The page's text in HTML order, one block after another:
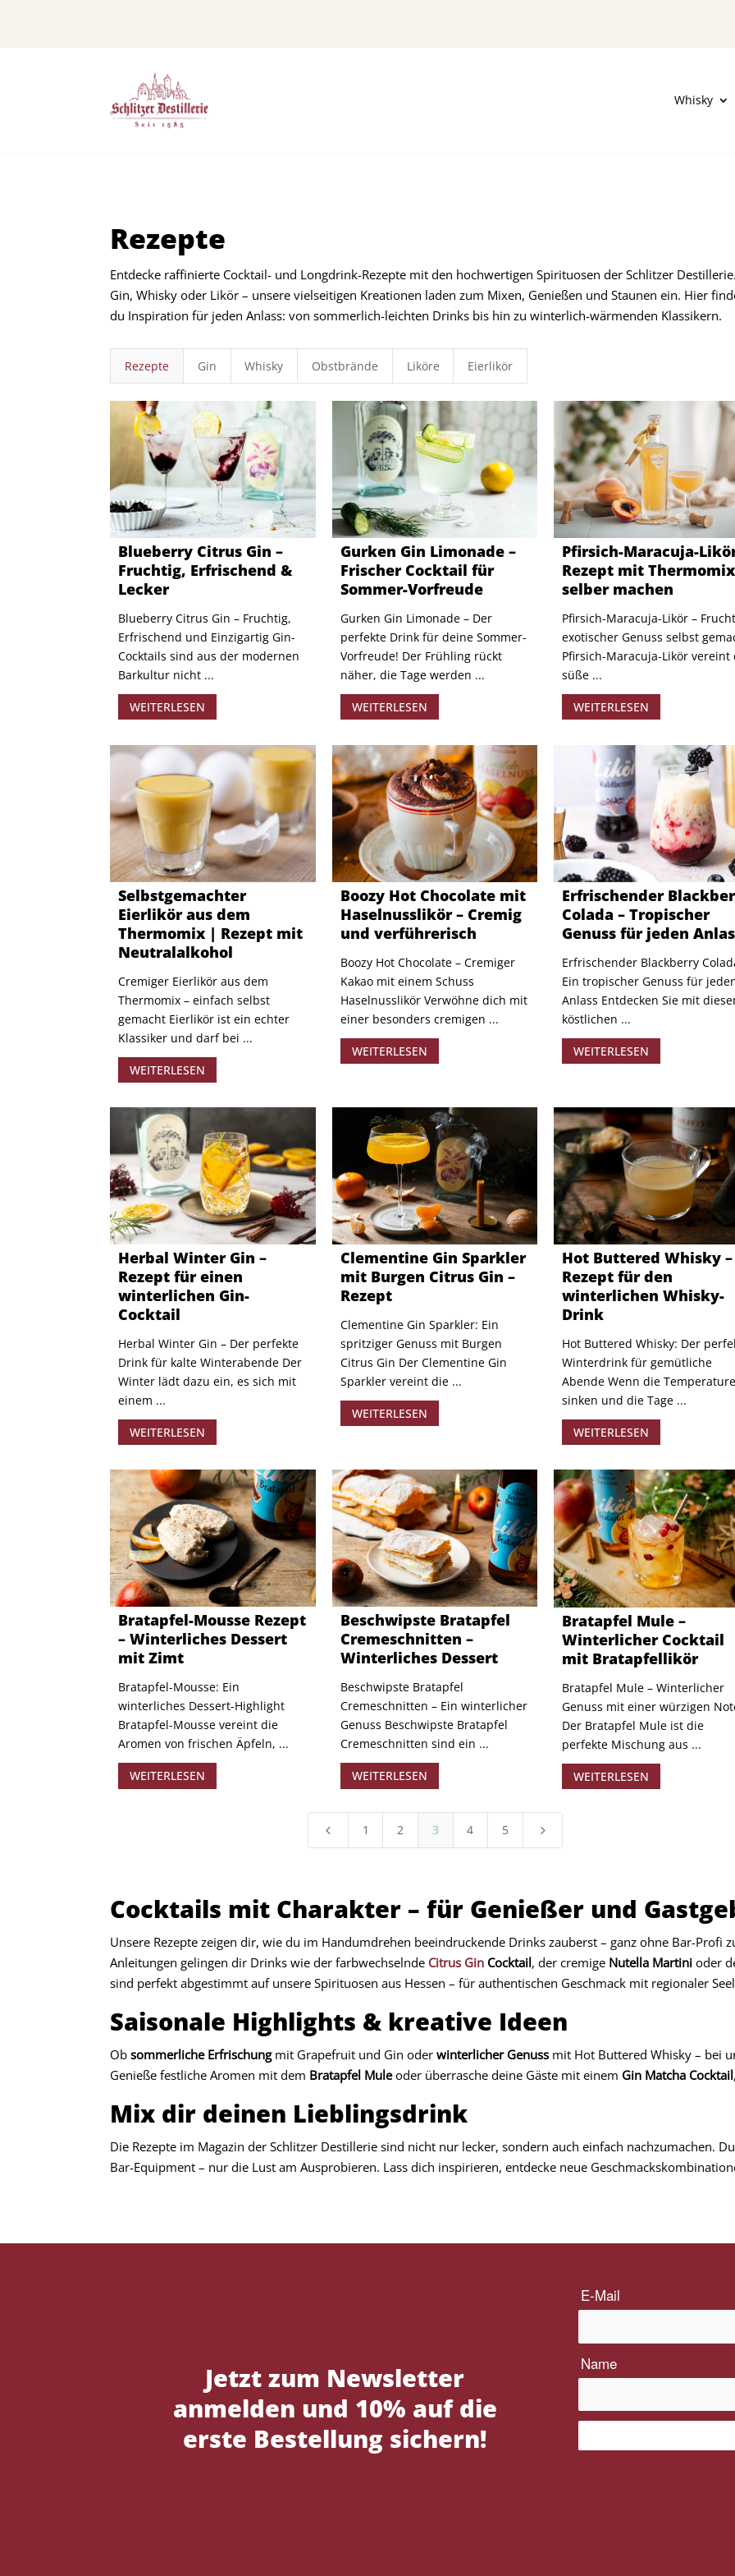
Whisky
Rezepte
Entdecke raffinierte Cocktail- und Longdrink-Rezepte mit den hochwertigen Spirituosen der Schlitzer
Gin, Whisky oder Likör – unsere vielseitigen Kreationen laden zum Mixen, Genießen und Staunen ein. Hier
du Inspiration für jeden Anlass: von sommerlich-leichten Drinks bis hin zu winterlich-wärmenden Klassikern.
Rezepte Gin Whisky Obstbrände Liköre Eierlikör
Blueberry Citrus Gin –
Fruchtig, Erfrischend &
Lecker
Blueberry Citrus Gin – Fruchtig,
Erfrischend und Einzigartig Gin-
Cocktails sind aus der modernen
Barkultur nicht ...
WEITERLESEN
Gurken Gin Limonade –
Frischer Cocktail für
Sommer-Vorfreude
Gurken Gin Limonade – Der
perfekte Drink für deine Sommer-
Vorfreude! Der Frühling rückt
näher, die Tage werden ...
WEITERLESEN
Pfirsich-Maracuja-
Rezept mit Thermomix
selber machen
Pfirsich-Maracuja-Likör –
exotischer Genuss selbst
Pfirsich-Maracuja-Likör vereint
süße ...
WEITERLESEN
Selbstgemachter
Eierlikör aus dem
Thermomix | Rezept mit
Neutralalkohol
Cremiger Eierlikör aus dem
Thermomix – einfach selbst
gemacht Eierlikör ist ein echter
Klassiker und darf bei ...
WEITERLESEN
Boozy Hot Chocolate mit
Haselnusslikör – Cremig
und verführerisch
Boozy Hot Chocolate – Cremiger
Kakao mit einem Schuss
Haselnusslikör Verwöhne dich mit
einer besonders cremigen ...
WEITERLESEN
Erfrischender
Colada – Tropischer
Genuss für jeden
Erfrischender Blackberry
Ein tropischer Genuss für
Anlass Entdecken Sie mit
köstlichen ...
WEITERLESEN
Herbal Winter Gin –
Rezept für einen
winterlichen Gin-
Cocktail
Herbal Winter Gin – Der perfekte
Drink für kalte Winterabende Der
Winter lädt dazu ein, es sich mit
einem ...
WEITERLESEN
Clementine Gin Sparkler
mit Burgen Citrus Gin –
Rezept
Clementine Gin Sparkler: Ein
spritziger Genuss mit Burgen
Citrus Gin Der Clementine Gin
Sparkler vereint die ...
WEITERLESEN
Hot Buttered Whisky –
Rezept für den
winterlichen Whisky-
Drink
Hot Buttered Whisky: Der
Winterdrink für gemütliche
Abende Wenn die
sinken und die Tage ...
WEITERLESEN
Bratapfel-Mousse Rezept
– Winterliches Dessert
mit Zimt
Bratapfel-Mousse: Ein
winterliches Dessert-Highlight
Bratapfel-Mousse vereint die
Aromen von frischen Äpfeln, ...
WEITERLESEN
Beschwipste Bratapfel
Cremeschnitten –
Winterliches Dessert
Beschwipste Bratapfel
Cremeschnitten – Ein winterlicher
Genuss Beschwipste Bratapfel
Cremeschnitten sind ein ...
WEITERLESEN
Bratapfel Mule –
Winterlicher Cocktail
mit Bratapfellikör
Bratapfel Mule – Winterlicher
Genuss mit einer würzigen
Der Bratapfel Mule ist die
perfekte Mischung aus ...
WEITERLESEN
4 1 2 3 4 5 5
Cocktails mit Charakter – für Genießer und
Unsere Rezepte zeigen dir, wie du im Handumdrehen beeindruckende Drinks zauberst – ganz ohne Bar-Profi
Anleitungen gelingen dir Drinks wie der farbwechselnde Citrus Gin Cocktail, der cremige Nutella Martini oder
sind perfekt abgestimmt auf unsere Spirituosen aus Hessen – für authentischen Geschmack mit regionaler
Saisonale Highlights & kreative Ideen
Obsommerliche Erfrischungmit Grapefruit und Gin oderwinterlicher Genuss mit Hot Buttered Whisky – bei
Genieße festliche Aromen mit dem Bratapfel Muleoder überrasche deine Gäste mit einem Gin Matcha Cocktail
Mix dir deinen Lieblingsdrink
Die Rezepte im Magazin der Schlitzer Destillerie sind nicht nur lecker, sondern auch einfach nachzumachen.
Bar-Equipment – nur die Lust am Ausprobieren. Lass dich inspirieren, entdecke neue
Jetzt zum Newsletter
anmelden und 10% auf die
erste Bestellung sichern!